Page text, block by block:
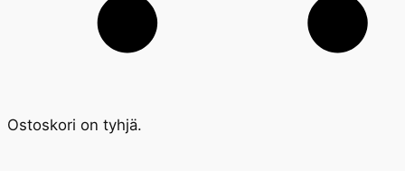
Ostoskori on tyhjä.